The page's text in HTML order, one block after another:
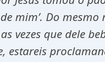
mim’. Do
vezes que dele
estareis